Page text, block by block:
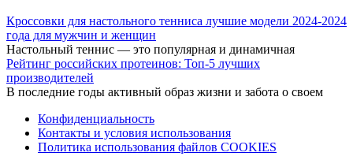
Кроссовки для настольного тенниса лучшие модели 2024-2024
года для мужчин и женщин
Настольный теннис — это популярная и динамичная
Рейтинг российских протеинов: Топ-5 лучших
производителей
В последние годы активный образ жизни и забота о своем
Конфиденциальность
Контакты и условия использования
Политика использования файлов COOKIES